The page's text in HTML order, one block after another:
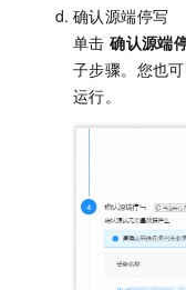
确认源端停写
单击确认源端
子步骤。您也
运行。